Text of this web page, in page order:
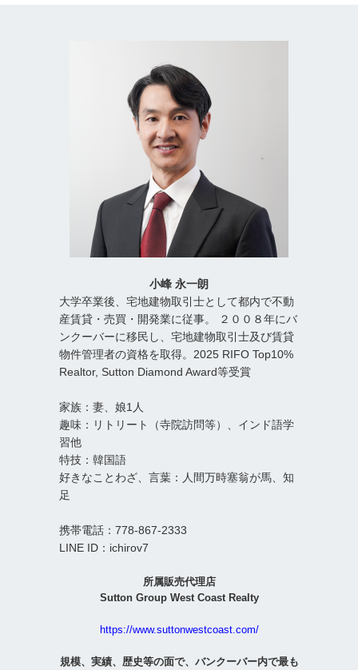
小峰 永一朗
大学卒業後、宅地建物取引士として都内で不動
産賃貸・売買・開発業に従事。 ２００８年にバ
ンクーバーに移民し、宅地建物取引士及び賃貸
物件管理者の資格を取得。2025 RIFO Top10%
Realtor, Sutton Diamond Award等受賞
家族：妻、娘1人
趣味：リトリート（寺院訪問等）、インド語学
習他
特技：韓国語
好きなことわざ、言葉：人間万時塞翁が馬、知
足
携帯電話：778-867-2333
LINE ID：ichirov7
所属販売代理店
Sutton Group West Coast Realty
https://www.suttonwestcoast.com/
規模、実績、歴史等の面で、バンクーバー内で最も